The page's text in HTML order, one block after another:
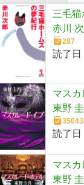
三毛
赤川
287
読了日
マス
東野
35043
読了日
マス
東野